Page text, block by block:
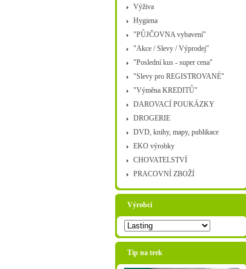
Výživa
Hygiena
"PŮJČOVNA vybavení"
"Akce / Slevy / Výprodej"
"Poslední kus - super cena"
"Slevy pro REGISTROVANÉ"
"Výměna KREDITŮ"
DAROVACÍ POUKÁZKY
DROGERIE
DVD, knihy, mapy, publikace
EKO výrobky
CHOVATELSTVÍ
PRACOVNÍ ZBOŽÍ
Výrobci
Tip na trek